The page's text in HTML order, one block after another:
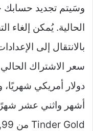
الحالية. يُمكن إلغاء
دولار أمريكي
أشهر واثني عشر